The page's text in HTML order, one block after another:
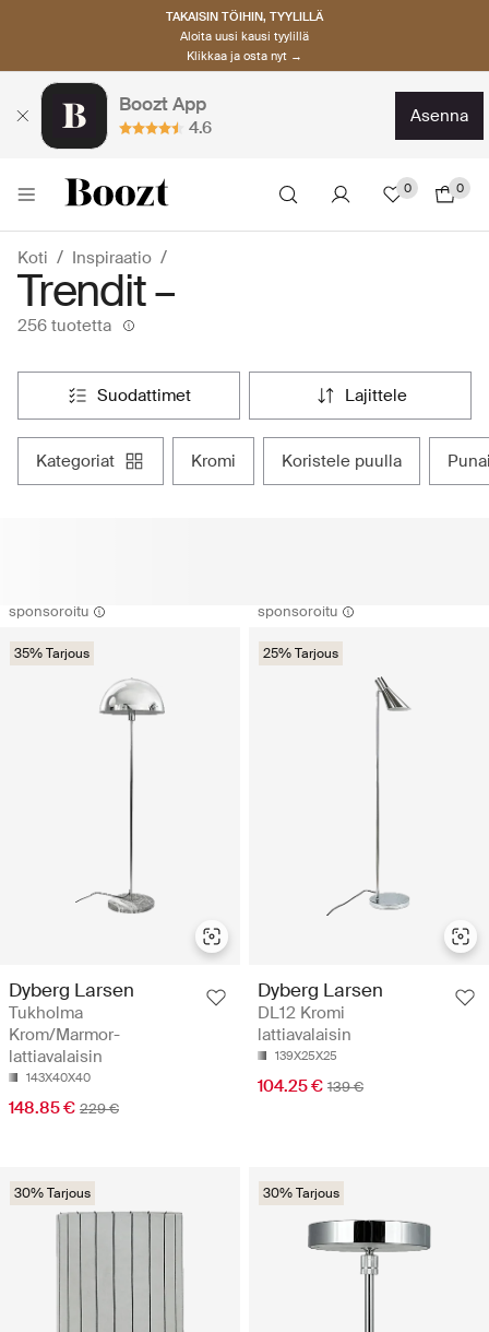
TAKAISIN TÖIHIN, TYYLILLÄ
Aloita uusi kausi tyylillä
Klikkaa ja osta nyt →
Boozt App
4.6
asenna
0 0
Koti Inspiraatio
Trendit –
256 tuotetta
suodattimet lajittele
kategoriat kromi koristele puulla
sponsoroitu
35% Tarjous
Dyberg Larsen
Tukholma
Krom/Marmor-
lattiavalaisin
143X40X40
148.85 € 229 €
sponsoroitu
25% Tarjous
Dyberg Larsen
DL12 Kromi
lattiavalaisin
139X25X25
104.25 € 139 €
30% Tarjous 30% Tarjous